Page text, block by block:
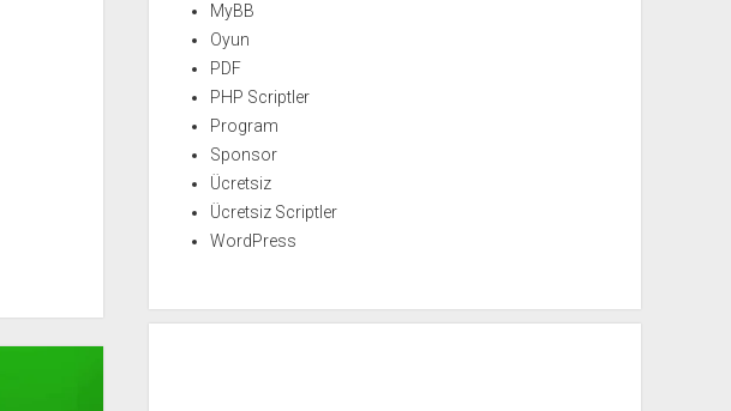
MyBB
Oyun
PDF
PHP Scriptler
Program
Sponsor
Ücretsiz
Ücretsiz Scriptler
WordPress